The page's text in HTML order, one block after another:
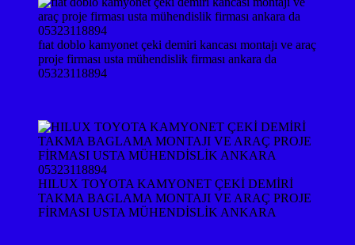
fıat doblo kamyonet çeki demiri kancası montajı ve araç
proje firması usta mühendislik firması ankara da
05323118894
HILUX TOYOTA KAMYONET ÇEKİ DEMİRİ
TAKMA BAGLAMA MONTAJI VE ARAÇ PROJE
FİRMASI USTA MÜHENDİSLİK ANKARA